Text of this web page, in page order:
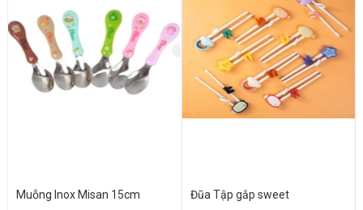
Muỗng Inox Misan 15cm Đũa Tập gắp sweet